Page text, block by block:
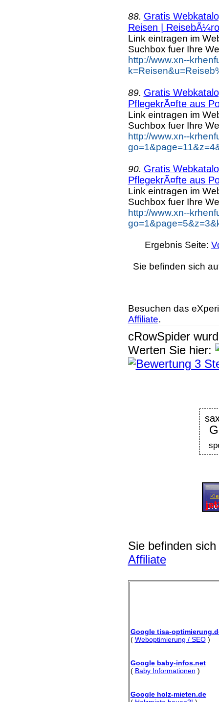
88. Gratis
Reisen | ReisebÃ¼ro
Link eintragen im
Suchbox fuer Ihre
http://www.xn--
89. Gratis
PflegekrÃ¤fte aus
Link eintragen im
Suchbox fuer Ihre
http://www.xn--
90. Gratis
PflegekrÃ¤fte aus
Link eintragen im
Suchbox fuer Ihre
http://www.xn--
Ergebnis Seite:
Sie befinden sich
Besuchen das
Affiliate.
cRowSpider
Werten Sie hier:
Sie befinden
Affiliate
Google tisa-
( Weboptimierung / SEO)
Google baby-infos.net
( Baby Informationen )
Google holz-mieten.de